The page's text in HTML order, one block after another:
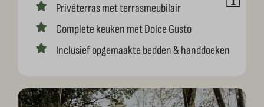
Privéterras met terrasmeubilair
Complete keuken met Dolce Gusto
Inclusief opgemaakte bedden & handdoeken